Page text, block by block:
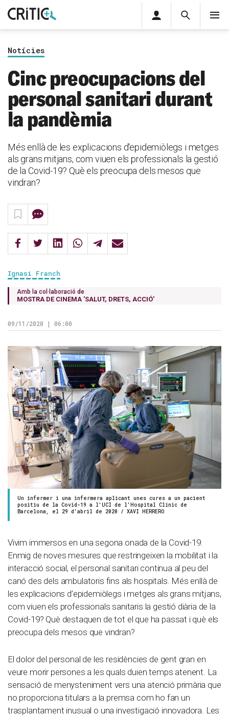
Cerca
privada
Inicia sessió
Notícies
Cinc preocupacions del
personal sanitari durant
la pandèmia
Més enllà de les explicacions d'epidemiòlegs i metges
als grans mitjans, com viuen els professionals la gestió
de la Covid-19? Què els preocupa dels mesos que
vindran?
Ignasi Franch
Amb la col·laboració de
MOSTRA DE CINEMA 'SALUT, DRETS, ACCIÓ'
09/11/2020 | 06:00
Un infermer i una infermera aplicant unes cures a un pacient
positiu de la Covid-19 a l'UCI de l'Hospital Clínic de
Barcelona, el 29 d'abril de 2020 / XAVI HERRERO
Vivim immersos en una segona onada de la Covid-19.
Enmig de noves mesures que restringeixen la mobilitat i la
interacció social, el personal sanitari continua al peu del
canó des dels ambulatoris fins als hospitals. Més enllà de
les explicacions d’epidemiòlegs i metges als grans mitjans,
com viuen els professionals sanitaris la gestió diària de la
Covid-19? Què destaquen de tot el que ha passat i què els
preocupa dels mesos que vindran?
El dolor del personal de les residències de gent gran en
veure morir persones a les quals duien temps atenent. La
sensació de menysteniment vers una atenció primària que
no proporciona titulars a la premsa com ho fan un
trasplantament inusual o una investigació innovadora. Les